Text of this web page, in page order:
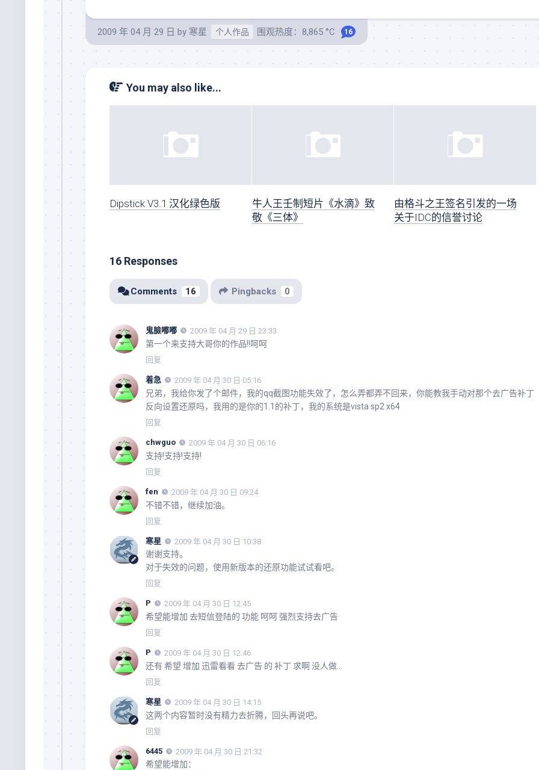
2009 年 04 月 29 日 by 寒星 个人作品 围观热度：8,865 °C 16
You may also like...
Dipstick V3.1 汉化绿色版
牛人王壬制短片《水滴》致
敬《三体》
由格斗之王签名引发的一场
关于IDC的信誉讨论
16 Responses
Comments 16 Pingbacks 0
鬼臉嘟嘟 2009 年 04 月 29 日 23:33
第一个来支持大哥你的作品!!呵呵
回复
着急 2009 年 04 月 30 日 05:16
兄弟，我给你发了个邮件，我的qq截图功能失效了，怎么弄都弄不回来，你能教我手动对那个去广告补丁
反向设置还原吗，我用的是你的1.1的补丁，我的系统是vista sp2 x64
回复
chwguo 2009 年 04 月 30 日 06:16
支持!支持!支持!
回复
fen 2009 年 04 月 30 日 09:24
不错不错，继续加油。
回复
寒星 2009 年 04 月 30 日 10:38
谢谢支持。
对于失效的问题，使用新版本的还原功能试试看吧。
回复
P 2009 年 04 月 30 日 12:45
希望能增加 去短信登陆的 功能 呵呵 强烈支持去广告
回复
P 2009 年 04 月 30 日 12:46
还有 希望 增加 迅雷看看 去广告 的 补丁 求啊 没人做…
回复
寒星 2009 年 04 月 30 日 14:15
这两个内容暂时没有精力去折腾，回头再说吧。
回复
6445 2009 年 04 月 30 日 21:32
希望能增加：